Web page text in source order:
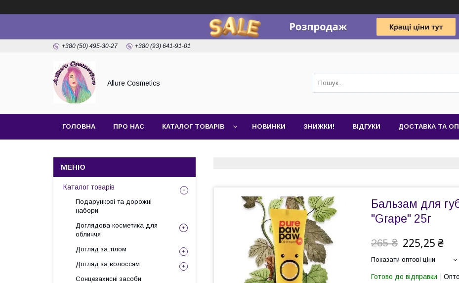
+380 (50) 495-30-27 +380 (93) 641-91-01
Allure Cosmetics
ГОЛОВНА ПРО НАС КАТАЛОГ ТОВАРІВ НОВИНКИ ЗНИЖКИ! ВІДГУКИ ДОСТАВКА ТА
Бальзам для
"Grape" 25г
265 ₴ 225,25 ₴
Показати оптові ціни
Готово до відправки
Каталог товарів
Подарункові та дорожні
набори
Доглядова косметика для
обличчя
Догляд за тілом
Догляд за волоссям
Сонцезахисні засоби